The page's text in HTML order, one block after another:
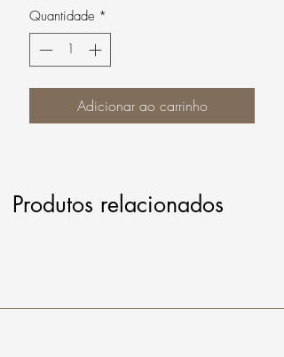
Quantidade *
Adicionar ao carrinho
Produtos relacionados